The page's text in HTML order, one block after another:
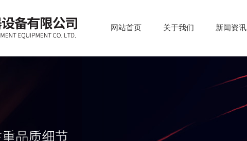
网站首页 关于我们 新闻资讯